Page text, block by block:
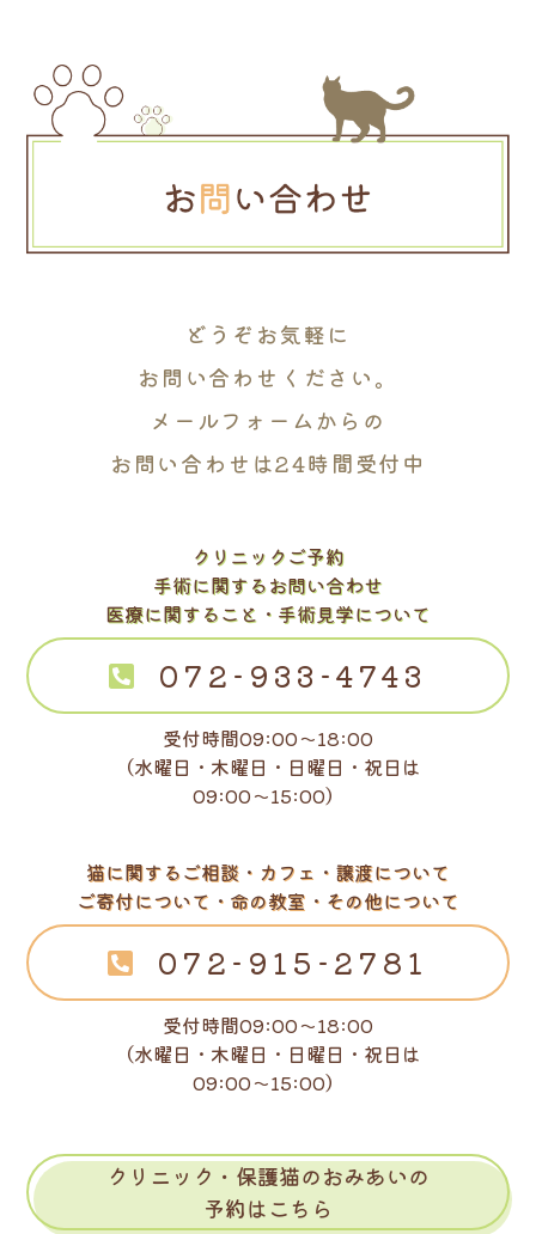
どうぞお気軽に
お問い合わせください。
メールフォームからの
お問い合わせは24時間受付中
クリニックご予約
手術に関するお問い合わせ
医療に関すること・手術見学について
072-933-4743
受付時間09:00～18:00
（水曜日・木曜日・日曜日・祝日は
09:00～15:00）
猫に関するご相談・カフェ・譲渡について
ご寄付について・命の教室・その他について
072-915-2781
受付時間09:00～18:00
（水曜日・木曜日・日曜日・祝日は
09:00～15:00）
クリニック・保護猫のおみあいの
予約はこちら